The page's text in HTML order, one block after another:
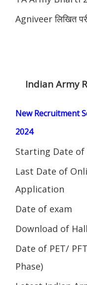
Agniveer लिखित
Indian Army
New Recruitment
2024
Starting Date
Last Date of
Application
Date of exam
Download of
Date of PET/
Phase)